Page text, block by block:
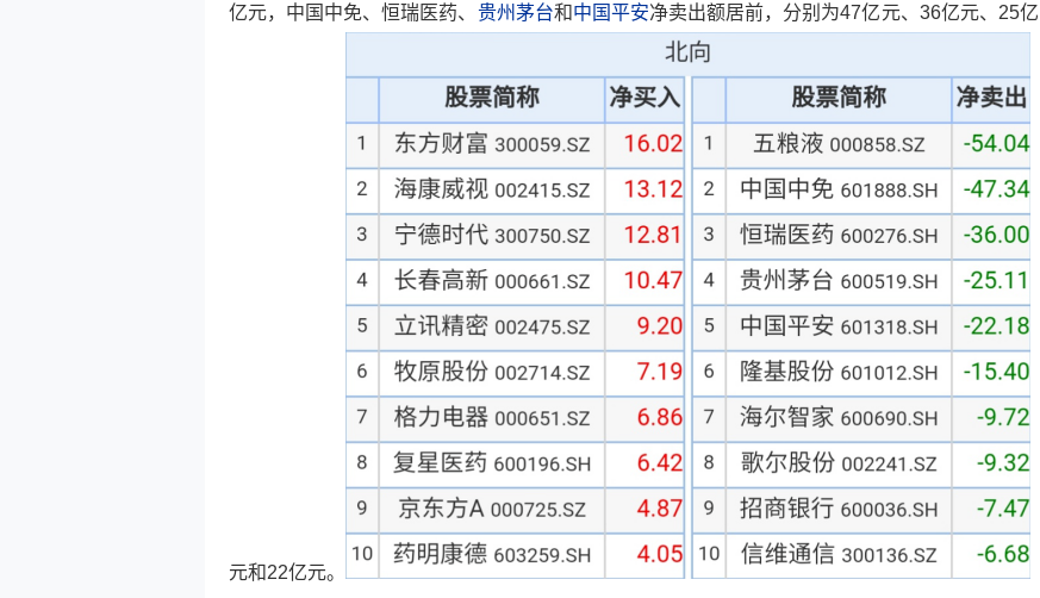
亿元， 中国中免、恒瑞医药、 贵州茅台和中国平安净卖出额居前，分别为47亿元、36亿元、25亿
元和22亿元。